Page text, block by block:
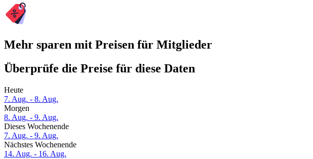
Mehr sparen mit Preisen für Mitglieder
Überprüfe die Preise für diese Daten
Heute
7. Aug. - 8. Aug.
Morgen
8. Aug. - 9. Aug.
Dieses Wochenende
7. Aug. - 9. Aug.
Nächstes Wochenende
14. Aug. - 16. Aug.